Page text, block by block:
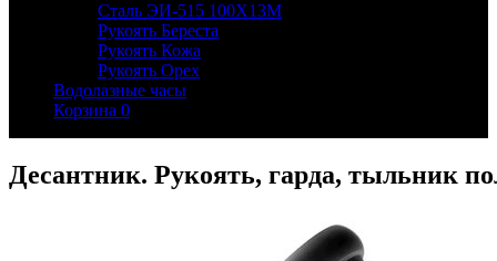
Сталь ЭИ-515 100Х13М
Рукоять Береста
Рукоять Кожа
Рукоять Орех
Водолазные часы
Корзина 0
Десантник. Рукоять, гарда, тыльник